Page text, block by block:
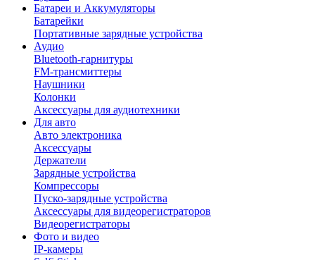
Батареи и Аккумуляторы
Батарейки
Портативные зарядные устройства
Аудио
Bluetooth-гарнитуры
FM-трансмиттеры
Наушники
Колонки
Аксессуары для аудиотехники
Для авто
Авто электроника
Аксессуары
Держатели
Зарядные устройства
Компрессоры
Пуско-зарядные устройства
Аксессуары для видеорегистраторов
Видеорегистраторы
Фото и видео
IP-камеры